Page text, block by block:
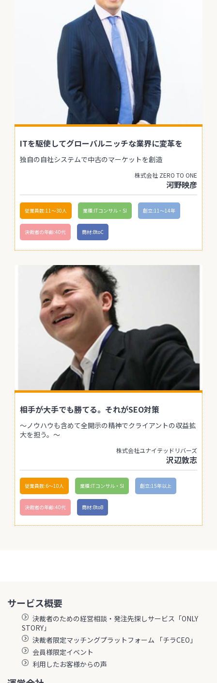
ITを駆使してグローバルニッチな業界に変革を
独自の自社システムで中古のマーケットを創造
株式会社 ZERO TO ONE
河野映彦
従業員数:11〜30人 業種:ITコンサル・SI 創立:11〜14年
決裁者の年齢:40代 商材:BtoC
相手が大手でも勝てる。それがSEO対策
～ノウハウも含めて全開示の精神でクライアントの収益拡
大を担う。～
株式会社ユナイテッドリバーズ
沢辺敦志
従業員数:6～10人 業種:ITコンサル・SI 創立:15年以上
決裁者の年齢:40代 商材:BtoB
サービス概要
決裁者のための経営相談・発注先探しサービス「ONLY
STORY」
決裁者限定マッチングプラットフォーム 「チラCEO」
会員様限定イベント
利用したお客様からの声